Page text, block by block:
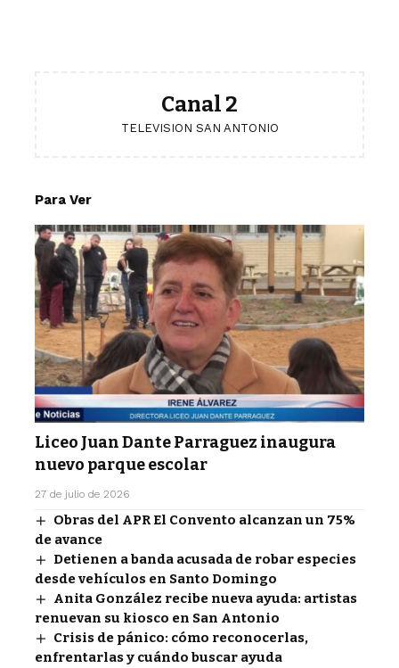
Canal 2
TELEVISION SAN ANTONIO
Para Ver
Liceo Juan Dante Parraguez inaugura
nuevo parque escolar
27 de julio de 2026
Obras del APR El Convento alcanzan un 75%
de avance
Detienen a banda acusada de robar especies
desde vehículos en Santo Domingo
Anita González recibe nueva ayuda: artistas
renuevan su kiosco en San Antonio
Crisis de pánico: cómo reconocerlas,
enfrentarlas y cuándo buscar ayuda